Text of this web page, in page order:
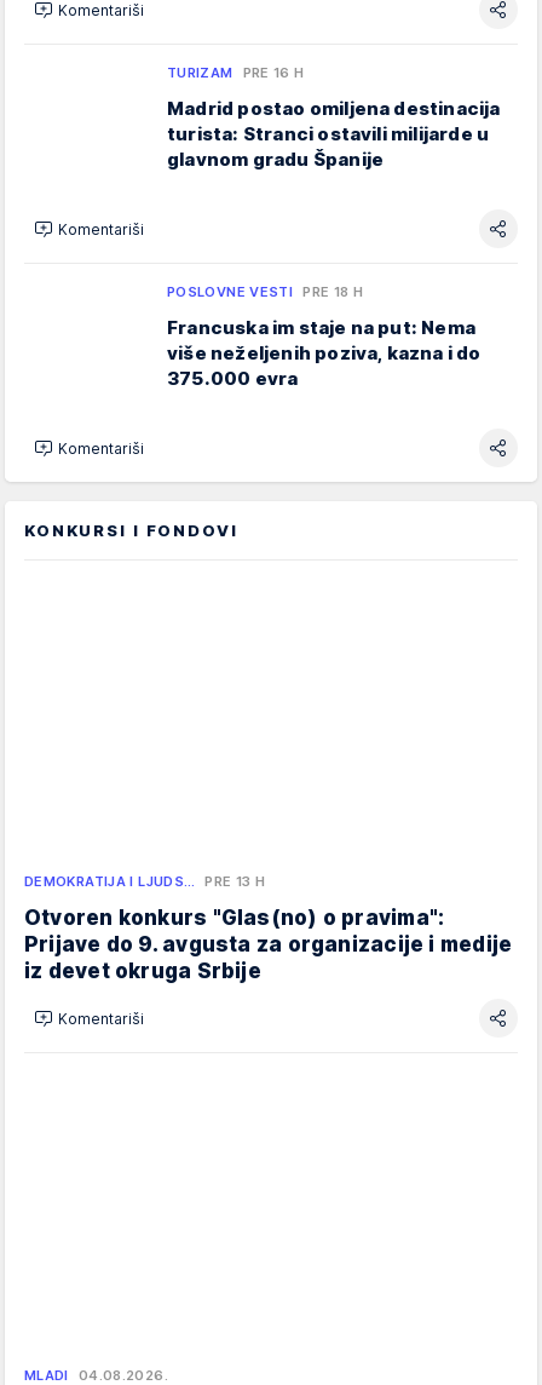
Komentariši
TURIZAM PRE 16 H
Madrid postao omiljena destinacija
turista: Stranci ostavili milijarde u
glavnom gradu Španije
Komentariši
POSLOVNE VESTI PRE 18 H
Francuska im staje na put: Nema
više neželjenih poziva, kazna i do
375.000 evra
Komentariši
KONKURSI I FONDOVI
DEMOKRATIJA I LJUDS… PRE 13 H
Otvoren konkurs "Glas(no) o pravima":
Prijave do 9. avgusta za organizacije i medije
iz devet okruga Srbije
Komentariši
MLADI 04.08.2026.